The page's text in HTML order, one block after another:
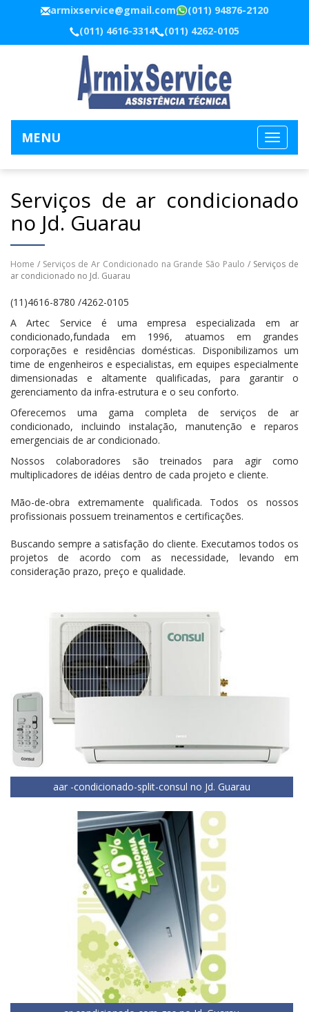
armixservice@gmail.com
(011) 94876-2120
(011) 4616-3314
(011) 4262-0105
MENU
Serviços de ar condicionado
no Jd. Guarau
Home / Serviços de Ar Condicionado na Grande São Paulo / Serviços de
ar condicionado no Jd. Guarau
(11)4616-8780 /4262-0105
A Artec Service é uma empresa especializada em ar
condicionado,fundada em 1996, atuamos em grandes
corporações e residências domésticas. Disponibilizamos um
time de engenheiros e especialistas, em equipes especialmente
dimensionadas e altamente qualificadas, para garantir o
gerenciamento da infra-estrutura e o seu conforto.
Oferecemos uma gama completa de serviços de ar
condicionado, incluindo instalação, manutenção e reparos
emergenciais de ar condicionado.
Nossos colaboradores são treinados para agir como
multiplicadores de idéias dentro de cada projeto e cliente.
Mão-de-obra extremamente qualificada. Todos os nossos
profissionais possuem treinamentos e certificações.
Buscando sempre a satisfação do cliente. Executamos todos os
projetos de acordo com as necessidade, levando em
consideração prazo, preço e qualidade.
aar -condicionado-split-consul no Jd. Guarau